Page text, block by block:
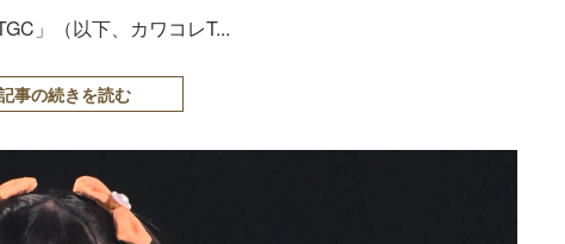
」（以下、カワコレT...
事の続きを読む